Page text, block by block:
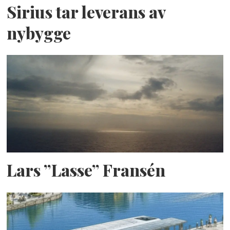
Sirius tar leverans av
nybygge
Lars ”Lasse” Fransén